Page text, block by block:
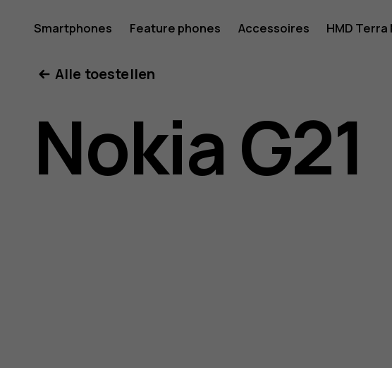
voor
Nokia
Smartphones Feature phones Accessoires HMD Terra
Alle toestellen
Nokia G21